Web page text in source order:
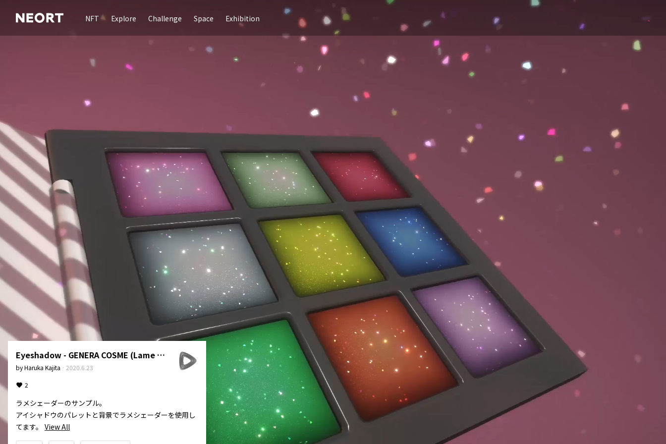
NFT Explore Challenge Space Exhibition
Eyeshadow - GENERA COSME (Lame Shader Demo)
byHaruka Kajita · 2020.6.23
2
ラメシェーダーのサンプル。
アイシャドウのパレットと背景でラメシェーダーを使用し
てます。
View All